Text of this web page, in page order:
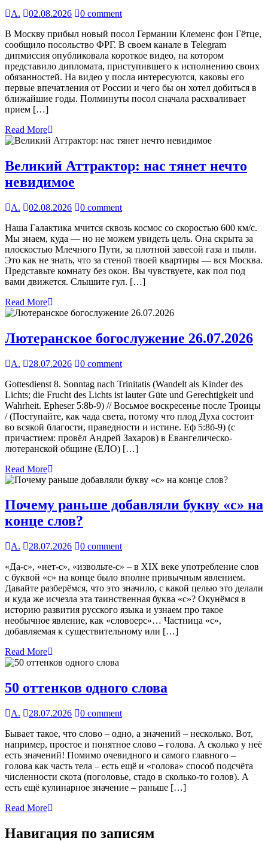
А. 02.08.2026
0 comment
В Москву прибыл новый посол Германии Клеменс фон Гётце,
сообщило посольство ФРГ. В своем канале в Telegram
дипмиссия опубликовала короткое видео, на котором
представило дипломата, приступившего к исполнению своих
обязанностей. На видео у посла интересуются, каковы его
первые впечатления от России и чего бы он хотел добиться в
ближайшие годы. Полминуты посол сначала расхваливает
прием […]
Read More
Великий Аттрактор: нас тянет нечто
невидимое
А. 02.08.2026
0 comment
Наша Галактика мчится сквозь космос со скоростью 600 км/с.
Мы знаем, куда — но не можем увидеть цель. Она скрыта за
плоскостью Млечного Пути, за плотной завесой газа и пыли.
Это как не знать, что за стеной твоей квартиры — вся Москва.
Представьте комнату без окон. Вы чувствуете, как пол под
вами движется. Слышите гул. […]
Read More
Лютеранское богослужение 26.07.2026
А. 28.07.2026
0 comment
Gottesdienst 8. Sonntag nach Trinitatis (Wandelt als Kinder des
Lichts; die Frucht des Lichts ist lauter Güte und Gerechtigkeit und
Wahrheit. Epheser 5:8b-9) // Восьмое воскресенье после Троицы
/ (Поступайте, как чада света, потому что плод Духа состоит
во всякой благости, праведности и истине. Еф 5:8б-9) (с
причастием: провёл Андрей Захаров) в Евангелическо-
лютеранской общине (ЕЛО) […]
Read More
Почему раньше добавляли букву «с» на
конце слов?
А. 28.07.2026
0 comment
«Да-с», «нет-с», «извольте-с» – в XIX веке употребление слов
с буквой «с» на конце было вполне привычным явлением.
Давайте разберёмся, что это значило, с какой целью это делали
и куда же исчезла эта таинственная буква «с»? Окунёмся в
историю развития русского языка и узнаем про такое
необычное явление, как «словоерс»… Частница «с»,
добавляемая к существительному или […]
Read More
50 оттенков одного слова
А. 28.07.2026
0 comment
Бывает такое, что слово – одно, а значений – несколько. Вот,
например, простое и понятное слово – голова. А сколько у неё
есть значений! Помимо очевидного и самого главного –
голова как часть тела – есть ещё и «голова» способ подсчёта
численности скота (поголовье, стадо в сколько-то голов). А
есть ещё кулинарное значение – раньше […]
Read More
Навигация по записям